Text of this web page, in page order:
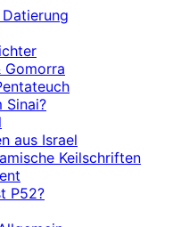
Gomorra
Sinai?
aus Israel
Keilschriften
P52?